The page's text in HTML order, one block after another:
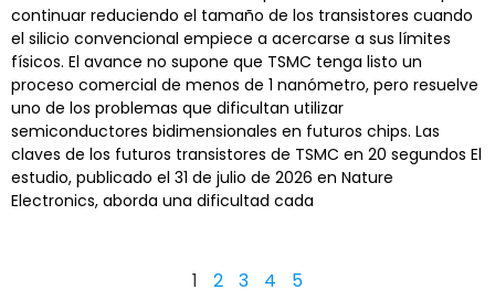
continuar reduciendo el tamaño de los transistores cuando
el silicio convencional empiece a acercarse a sus límites
físicos. El avance no supone que TSMC tenga listo un
proceso comercial de menos de 1 nanómetro, pero resuelve
uno de los problemas que dificultan utilizar
semiconductores bidimensionales en futuros chips. Las
claves de los futuros transistores de TSMC en 20 segundos El
estudio, publicado el 31 de julio de 2026 en Nature
Electronics, aborda una dificultad cada
1 2 3 4 5